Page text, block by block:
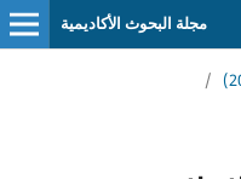
مجلة البحوث الأكاديمية
/